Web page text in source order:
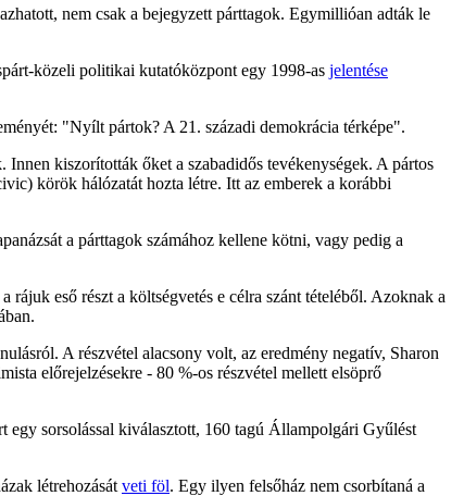
nem csak a bejegyzett párttagok. Egymillióan adták le
közeli politikai kutatóközpont egy 1998-as jelentése
"Nyílt pártok? A 21. századi demokrácia térképe".
kiszorították őket a szabadidős tevékenységek. A pártos
körök hálózatát hozta létre. Itt az emberek a korábbi
a párttagok számához kellene kötni, vagy pedig a
eső részt a költségvetés e célra szánt tételéből. Azoknak a
A részvétel alacsony volt, az eredmény negatív, Sharon
előrejelzésekre - 80 %-os részvétel mellett elsöprő
egy sorsolással kiválasztott, 160 tagú Állampolgári Gyűlést
létrehozását veti föl. Egy ilyen felsőház nem csorbítaná a